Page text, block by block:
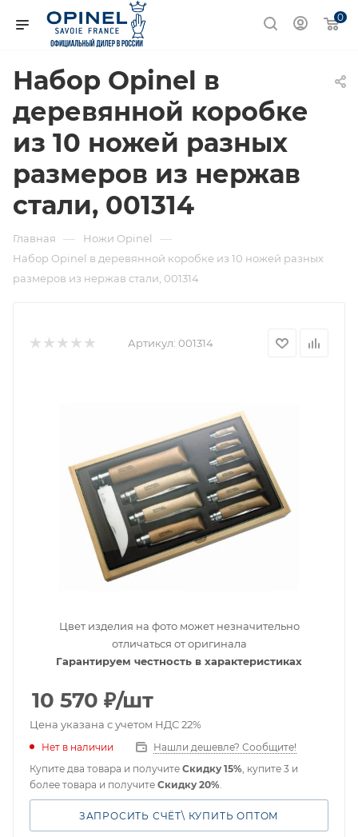
0
Набор Opinel в
деревянной коробке
из 10 ножей разных
размеров из нержав
стали, 001314
Главная — Ножи Opinel —
Набор Opinel в деревянной коробке из 10 ножей разных
размеров из нержав стали, 001314
Артикул: 001314
Цвет изделия на фото может незначительно
отличаться от оригинала
Гарантируем честность в характеристиках
10 570 ₽/шт
Цена указана с учетом НДС 22%
Нет в наличии
Нашли дешевле? Сообщите!
Купите два товара и получите Скидку 15%, купите 3 и
более товара и получите Скидку 20%.
ЗАПРОСИТЬ СЧЁТ\ КУПИТЬ ОПТОМ